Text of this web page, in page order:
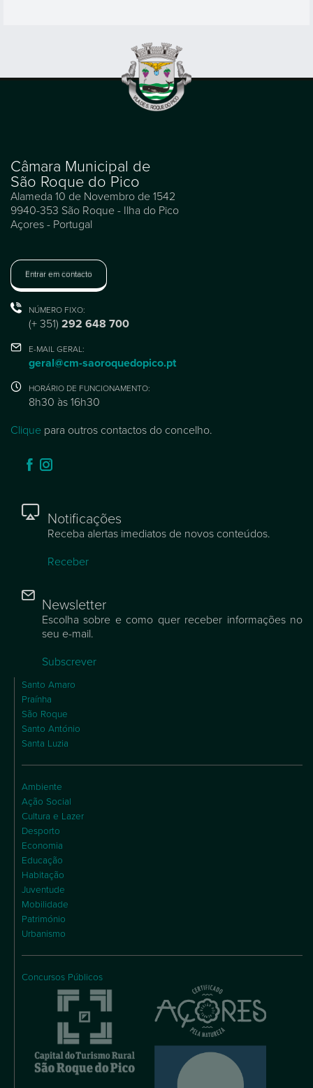
Câmara Municipal de
São Roque do Pico
Alameda 10 de Novembro de 1542
9940-353 São Roque - Ilha do Pico
Açores - Portugal
Entrar em contacto
NÚMERO FIXO:
(+ 351) 292 648 700
E-MAIL GERAL:
geral@cm-saoroquedopico.pt
HORÁRIO DE FUNCIONAMENTO:
8h30 às 16h30
Clique para outros contactos do concelho.
Notificações
Receba alertas imediatos de novos conteúdos.
Receber
Newsletter
Escolha sobre e como quer receber informações no
seu e-mail.
Subscrever
Santo Amaro
Praínha
São Roque
Santo António
Santa Luzia
Ambiente
Ação Social
Cultura e Lazer
Desporto
Economia
Educação
Habitação
Juventude
Mobilidade
Património
Urbanismo
Concursos Públicos